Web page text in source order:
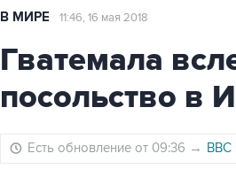
В МИРЕ 11:46, 16 мая 2018
Гватемала
посольство в
Есть обновление от 09:36 → ВВС